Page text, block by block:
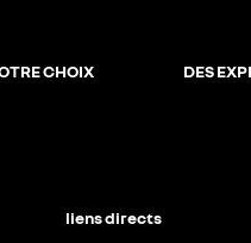
CHOIX DES
liens directs